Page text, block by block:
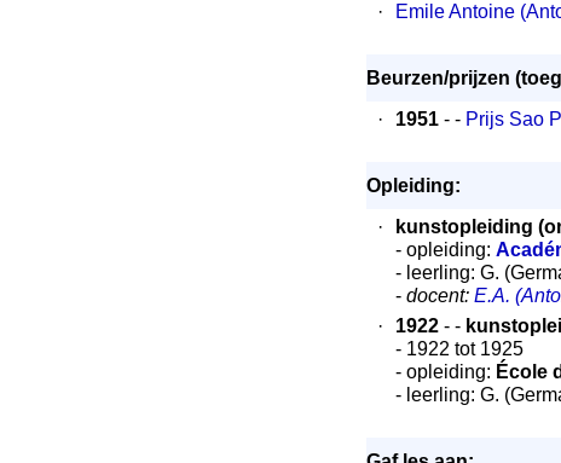
·
Emile Antoine
Beurzen/prijzen
·
1951- - Prijs Sao
Opleiding:
·
kunstopleiding
- opleiding:
- leerling: G.
- docent: E.A.
·
1922- -
- 1922 tot 1925
- opleiding: École
- leerling: G.